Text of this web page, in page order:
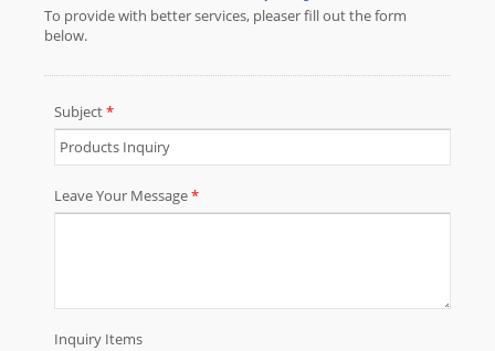
において30年以上の経験を持ってい
たします。